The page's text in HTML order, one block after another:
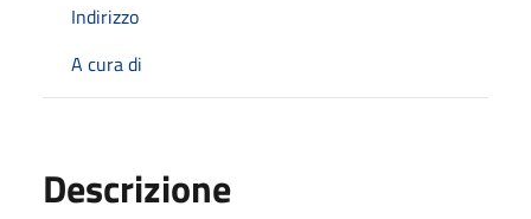
Indirizzo
A cura di
Descrizione